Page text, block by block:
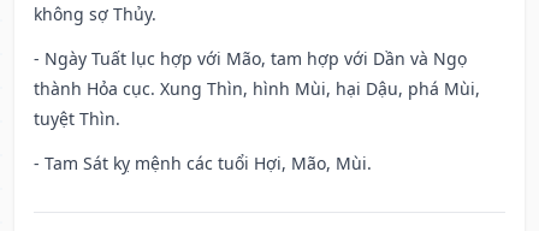
không sợ Thủy.
- Ngày Tuất lục hợp với Mão, tam hợp với Dần và Ngọ
thành Hỏa cục. Xung Thìn, hình Mùi, hại Dậu, phá Mùi,
tuyệt Thìn.
- Tam Sát kỵ mệnh các tuổi Hợi, Mão, Mùi.